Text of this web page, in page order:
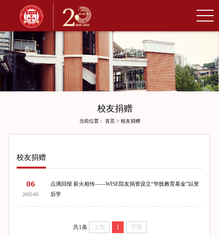
校友捐赠
当前位置： 首页> 校友捐赠
校友捐赠
06
2025-05
点滴回报 薪火相传——WISE院友捐资设立“华抚教育基金”以资
后学
共1条 上页 1 下页